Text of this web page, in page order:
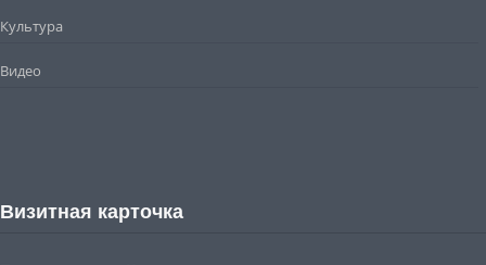
Культура
Видео
Визитная карточка